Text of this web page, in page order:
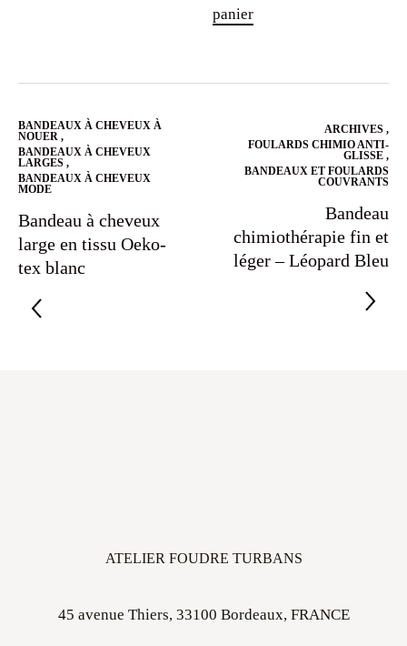
panier
BANDEAUX À CHEVEUX À
NOUER ,
BANDEAUX À CHEVEUX
LARGES ,
BANDEAUX À CHEVEUX
MODE
Bandeau à cheveux
large en tissu Oeko-
tex blanc
ARCHIVES ,
FOULARDS CHIMIO ANTI-
GLISSE ,
BANDEAUX ET FOULARDS
COUVRANTS
Bandeau
chimiothérapie fin et
léger – Léopard Bleu
ATELIER FOUDRE TURBANS
45 avenue Thiers, 33100 Bordeaux, FRANCE